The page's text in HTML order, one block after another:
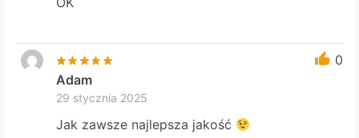
0
Adam
29 stycznia 2025
Jak zawsze najlepsza jakość